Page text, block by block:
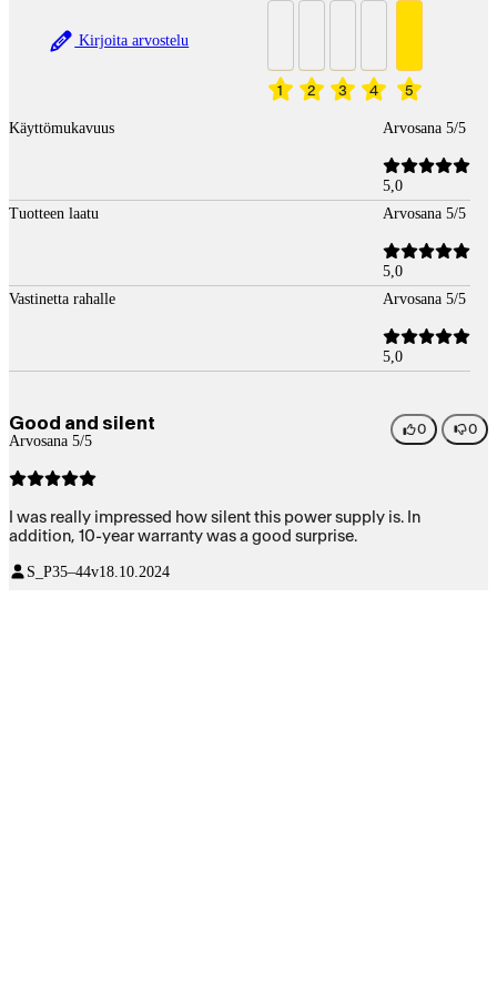
Kirjoita arvostelu
1 2 3 4 5
Käyttömukavuus Arvosana 5/5
5,0
Tuotteen laatu
Arvosana 5/5
5,0
Vastinetta rahalle
Arvosana 5/5
5,0
Good and silent
Arvosana 5/5
0 0
I was really impressed how silent this power supply is. In
addition, 10-year warranty was a good surprise.
S_P35–44v18.10.2024